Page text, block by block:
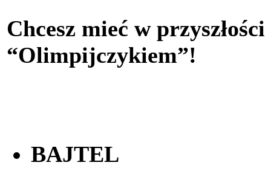
Chcesz mieć w
“Olimpijczykiem”!
BAJTEL